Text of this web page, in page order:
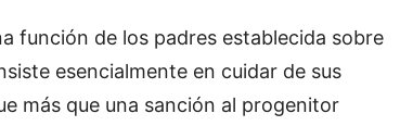
función de los padres establecida sobre
esencialmente en cuidar de sus
más que una sanción al progenitor